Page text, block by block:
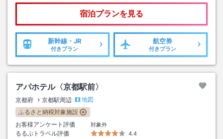
宿泊プランを見る
新幹線・JR
付きプラン
航空券
付きプラン
アパホテル〈京都駅前〉
京都府 京都駅周辺
地図
ふるさと納税対象施設
お客様アンケート評価
対象外
るるぶトラベル評価
4.4